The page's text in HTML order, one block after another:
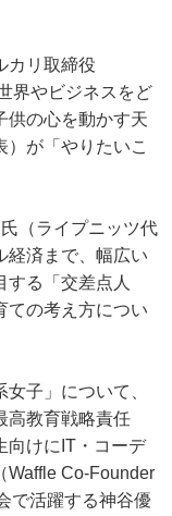
カリ取締役
界やビジネスをど
供の心を動かす天
が「やりたいこ
（ライプニッツ代
経済まで、幅広い
る「交差点人
ての考え方につい
子」について、
高教育戦略責任
向けにIT・コーデ
Waffle Co-Founder
で活躍する神谷優